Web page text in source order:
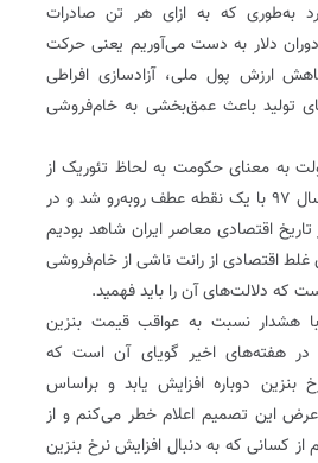
به‌طوری که به ازای هر تن صادرات
دلار به دست می‌آوریم یعنی حرکت
ارزش پول ملی، آزادسازی افراطی
تولید باعث عمق‌بخشی به خام‌فروشی
به معنای حکومت به لحاظ تئوریک از
جنبه اقتصاد سیاسی در سال ۹۷ با یک نقطه عطف روبه‌رو شد و در
تاریخ اقتصادی معاصر ایران شاهد بودیم
غلط اقتصادی از رانت ناشی از خام‌فروشی
که دلالت‌های آن را باید فهمید.
هشدار نسبت به عواقب قیمت بنزین
هفته‌های اخیر گویای آن است که
بنزین دوباره افزایش یابد و براساس
این تصمیم اعلام خطر می‌کنم و از
کسانی که به دنبال افزایش نرخ بنزین